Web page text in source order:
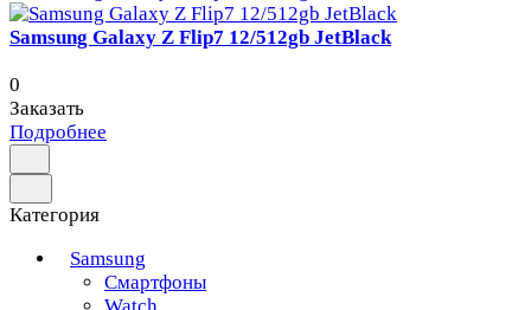
Samsung Galaxy Z Flip7 12/512gb JetBlack
0
Заказать
Подробнее
Категория
Samsung
Смартфоны